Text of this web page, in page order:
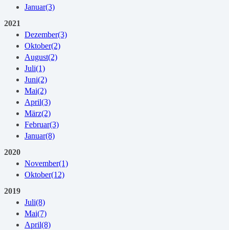
Januar(3)
2021
Dezember(3)
Oktober(2)
August(2)
Juli(1)
Juni(2)
Mai(2)
April(3)
März(2)
Februar(3)
Januar(8)
2020
November(1)
Oktober(12)
2019
Juli(8)
Mai(7)
April(8)